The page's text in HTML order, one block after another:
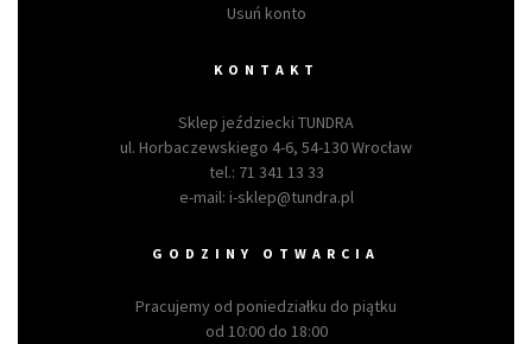
Usuń konto
KONTAKT
Sklep jeździecki TUNDRA
ul. Horbaczewskiego 4-6, 54-130 Wrocław
tel.: 71 341 13 33
e-mail: i-sklep@tundra.pl
GODZINY OTWARCIA
Pracujemy od poniedziałku do piątku
od 10:00 do 18:00